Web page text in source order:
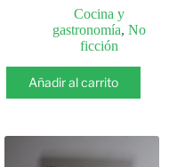
Cocina y
gastronomía,No
ficción
Añadir al carrito